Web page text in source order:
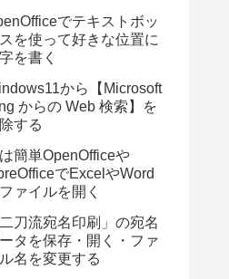
でテキストボッ
を使って好きな位置に
を書く
から【Microsoft
からの Web 検索】を
する
簡単OpenOfficeや
でExcelやWord
ァイルを開く
二刀流宛名印刷」の宛名
タを保存・開く・ファ
名を変更する